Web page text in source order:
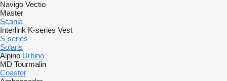
Navigo Vectio
Master
Scania
Interlink K-series Vest
S-series
Solaris
Alpino Urbino
MD Tourmalin
Coaster